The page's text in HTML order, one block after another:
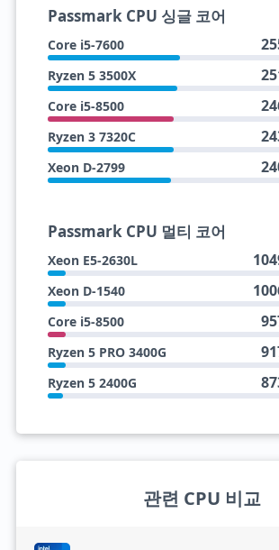
Passmark CPU 싱글 코어
Core i5-7600
Ryzen 5 3500X
Core i5-8500
Ryzen 3 7320C
Xeon D-2799
Passmark CPU 멀티 코어
Xeon E5-2630L
Xeon D-1540
Core i5-8500
Ryzen 5 PRO 3400G
Ryzen 5 2400G
관련 CPU 비교